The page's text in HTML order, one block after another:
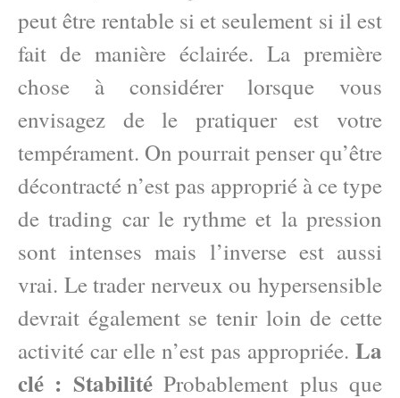
peut être rentable si et seulement si il est
fait de manière éclairée. La première
chose à considérer lorsque vous
envisagez de le pratiquer est votre
tempérament. On pourrait penser qu’être
décontracté n’est pas approprié à ce type
de trading car le rythme et la pression
sont intenses mais l’inverse est aussi
vrai. Le trader nerveux ou hypersensible
devrait également se tenir loin de cette
activité car elle n’est pas appropriée. La
clé : StabilitéProbablement plus que